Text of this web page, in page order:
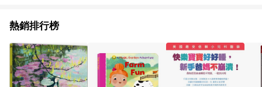
熱銷排行榜